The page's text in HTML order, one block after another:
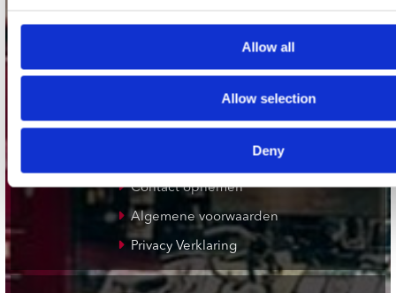
Allow all
Allow selection
Deny
Verzendkosten
Klantenservice
Contact opnemen
Algemene voorwaarden
Privacy Verklaring